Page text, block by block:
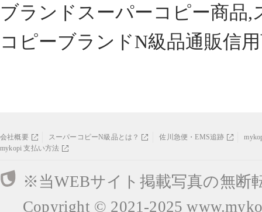
ブランドスーパーコピー商品
コピーブランドN級品通販信
会社概要 スーパーコピーN級品とは？ 佐川急便・EMS追跡
mykopi 支払い方法
※当WEBサイト掲載写真の無断
Copyright © 2021-2025